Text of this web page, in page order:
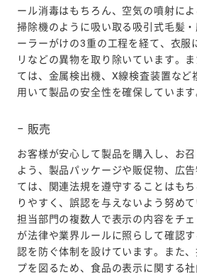
ール消毒はもちろん、空気の噴射によ
掃除機のように吸い取る吸引式毛髪
ーラーがけの3重の工程を経て、衣服
リなどの異物を取り除いています。
ては、金属検出機、X線検査装置など
用いて製品の安全性を確保しています
販売
お客様が安心して製品を購入し、お
よう、製品パッケージや販促物、広
ては、関連法規を遵守することはも
りやすく、誤認を与えないよう努めて
担当部門の複数人で表示の内容をチ
が法律や業界ルールに照らして確認
認を防ぐ体制を設けています。また
プを図るため、食品の表示に関する